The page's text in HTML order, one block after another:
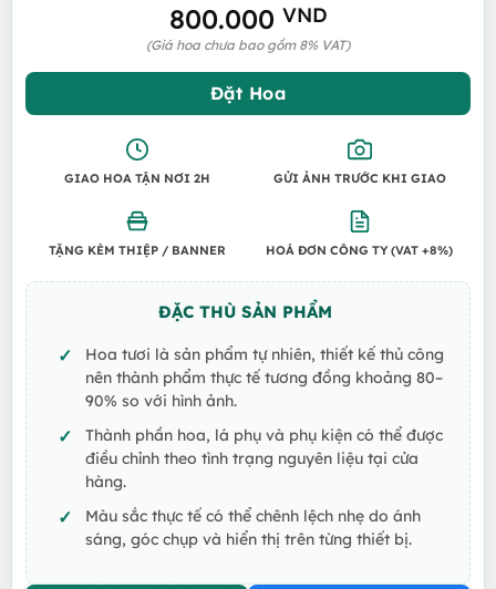
800.000 VND
(Giá hoa chưa bao gồm 8% VAT)
Đặt Hoa
GIAO HOA TẬN NƠI 2H GỬI ẢNH TRƯỚC KHI GIAO
TẶNG KÈM THIỆP / BANNER HOÁ ĐƠN CÔNG TY (VAT +8%)
ĐẶC THÙ SẢN PHẨM
Hoa tươi là sản phẩm tự nhiên, thiết kế thủ công
nên thành phẩm thực tế tương đồng khoảng 80–
90% so với hình ảnh.
Thành phần hoa, lá phụ và phụ kiện có thể được
điều chỉnh theo tình trạng nguyên liệu tại cửa
hàng.
Màu sắc thực tế có thể chênh lệch nhẹ do ánh
sáng, góc chụp và hiển thị trên từng thiết bị.